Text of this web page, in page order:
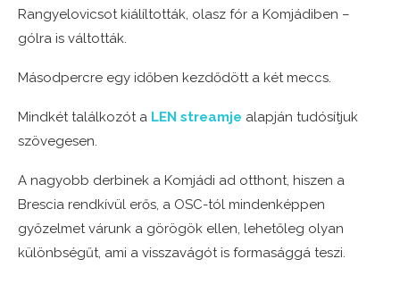
Rangyelovicsot kiálíltották, olasz fór a Komjádiben –
gólra is váltották.
Másodpercre egy időben kezdődött a két meccs.
Mindkét találkozót a LEN streamje alapján tudósítjuk
szövegesen.
A nagyobb derbinek a Komjádi ad otthont, hiszen a
Brescia rendkívül erős, a OSC-tól mindenképpen
győzelmet várunk a görögök ellen, lehetőleg olyan
különbségűt, ami a visszavágót is formasággá teszi.